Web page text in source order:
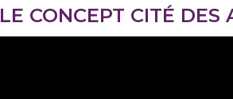
LE CONCEPT CITÉ DES